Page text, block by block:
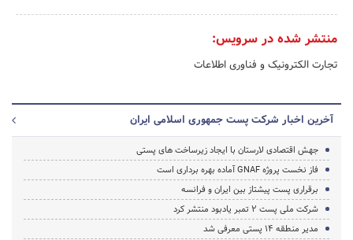
منتشر شده در سرویس:
تجارت الکترونیک و فناوری اطلاعات
آخرین اخبار شرکت پست جمهوری اسلامی ایران
جهش اقتصادی لارستان با ایجاد زیرساخت های پستی
فاز نخست پروژه GNAF آماده بهره برداری است
برقراری پست پیشتاز بین ایران و فرانسه
شرکت ملی پست 2 تمبر یادبود منتشر کرد
مدیر منطقه 14 پستی معرفی شد